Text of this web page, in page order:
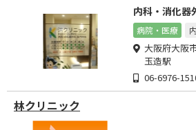
内科・消化器
病院・医療
大阪府大阪
玉造駅
06-6976-
林クリニック